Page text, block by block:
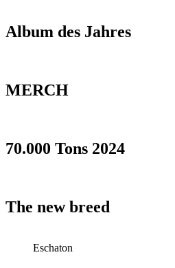
Album des Jahres
MERCH
70.000 Tons 2024
The new breed
Eschaton